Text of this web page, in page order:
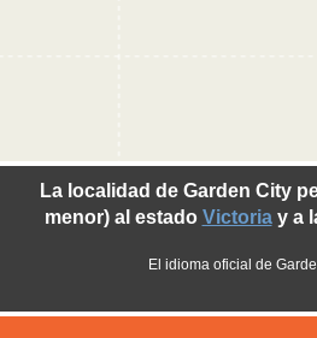
La localidad de Garden City
menor) al estado Victoriay a
El idioma oficial de